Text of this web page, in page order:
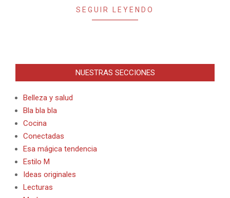
SEGUIR LEYENDO
NUESTRAS SECCIONES
Belleza y salud
Bla bla bla
Cocina
Conectadas
Esa mágica tendencia
Estilo M
Ideas originales
Lecturas